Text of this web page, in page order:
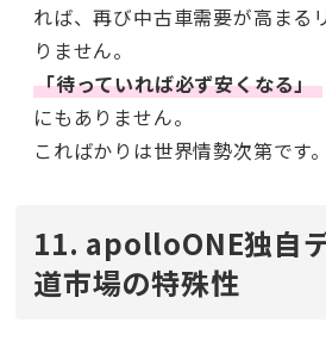
れば、再び中古車需要が高まる
りません。
「待っていれば必ず安くなる」
にもありません。
こればかりは世界情勢次第です。
11. apolloONE独自
道市場の特殊性